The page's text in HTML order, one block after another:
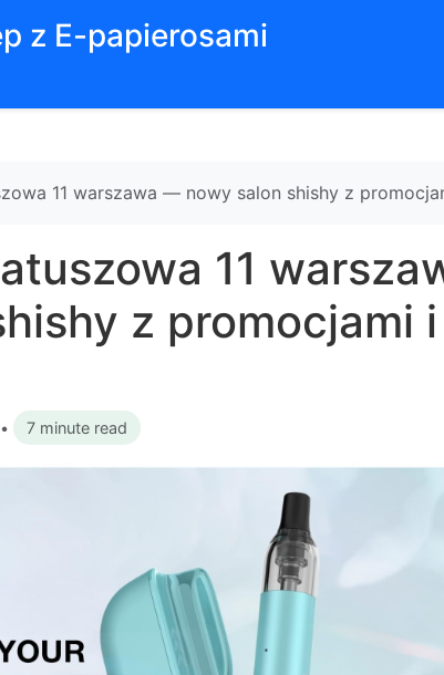
z E-papierosami
11 warszawa — nowy salon shishy z
11
z promocjami i
• 7 minute read